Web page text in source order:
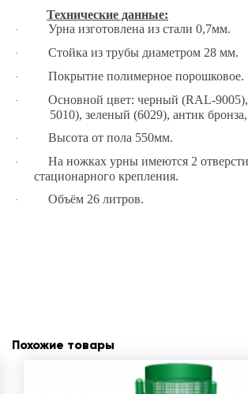
Технические данные:
· Урна изготовлена из стали 0,7мм.
· Стойка из трубы диаметром 28 мм.
· Покрытие полимерное порошковое.
·
Основной цвет: черный (RAL-
5010), зеленый (6029), антик
· Высота от пола 550мм.
·
На ножках урны имеются 2
стационарного крепления.
· Объём 26 литров.
Похожие товары